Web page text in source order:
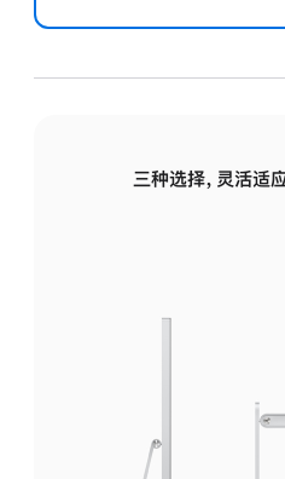
三种选择，灵活适